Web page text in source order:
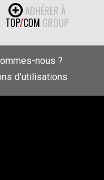
ADHÉRER À
TOP/COM GROUP
nous ?
d’utilisations